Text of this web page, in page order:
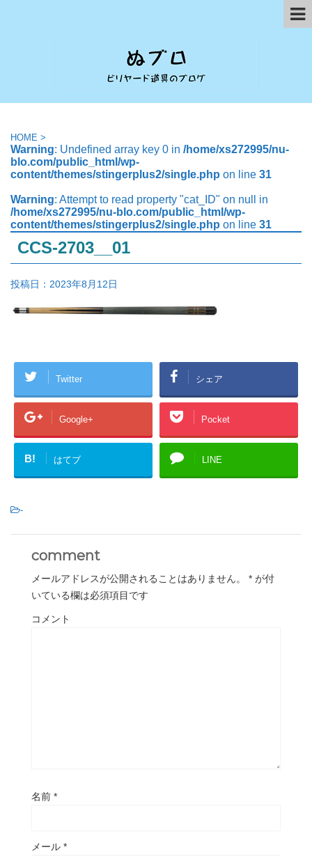
HOME >
Warning: Undefined array key 0 in /home/xs272995/nu-
blo.com/public_html/wp-
content/themes/stingerplus2/single.php on line 31
Warning: Attempt to read property "cat_ID" on null in
/home/xs272995/nu-blo.com/public_html/wp-
content/themes/stingerplus2/single.php on line 31
CCS-2703__01
投稿日： 2023年8月12日
Twitter シェア
Google+ Pocket
B! はてブ LINE
-
comment
メールアドレスが公開されることはありません。 * が付
いている欄は必須項目です
コメント
名前 *
メール *